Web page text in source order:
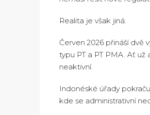
Realita je však jiná.
Červen 2026 přináší dvě
typu PT a PT PMA. Ať
neaktivní.
Indonéské úřady
kde se administrativní